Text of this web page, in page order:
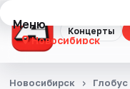
Концерты
Меню
Новосибирск
Концерты
Новосибирск Глобус